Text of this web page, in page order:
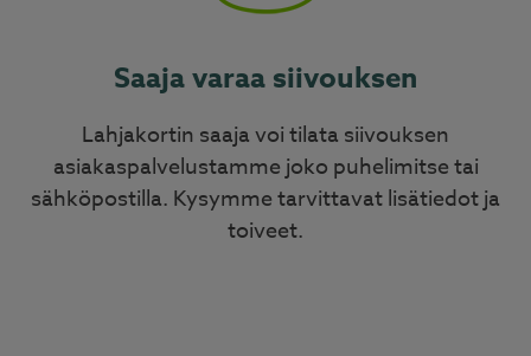
Saaja varaa siivouksen
Lahjakortin saaja voi tilata siivouksen
asiakaspalvelustamme joko puhelimitse tai
sähköpostilla. Kysymme tarvittavat lisätiedot ja
toiveet.